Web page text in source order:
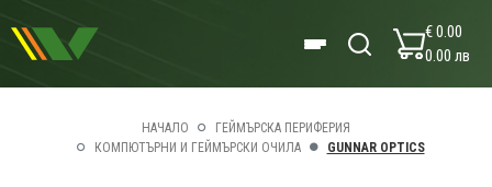
€ 0.00
0.00 лв
НАЧАЛО
ГЕЙМЪРСКА ПЕРИФЕРИЯ
КОМПЮТЪРНИ И ГЕЙМЪРСКИ ОЧИЛА
GUNNAR OPTICS